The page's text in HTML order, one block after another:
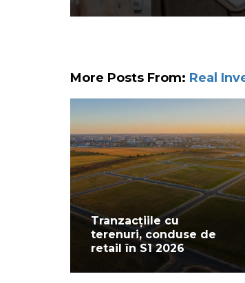
More Posts From: Real
Tranzacțiile cu
terenuri, conduse de
retail în S1 2026